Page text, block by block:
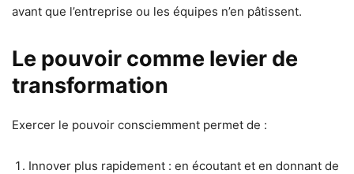
avant que l’entreprise ou les équipes n’en pâtissent.
Le pouvoir comme levier de
transformation
Exercer le pouvoir consciemment permet de :
Innover plus rapidement : en écoutant et en donnant de